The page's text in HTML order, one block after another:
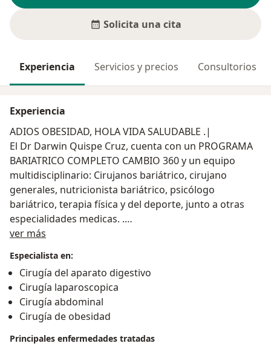
Solicita una cita
Experiencia Servicios y precios Consultorios
Experiencia
ADIOS OBESIDAD, HOLA VIDA SALUDABLE .|
El Dr Darwin Quispe Cruz, cuenta con un PROGRAMA
BARIATRICO COMPLETO CAMBIO 360 y un equipo
multidisciplinario: Cirujanos bariátrico, cirujano
generales, nutricionista bariátrico, psicólogo
bariátrico, terapia física y del deporte, junto a otras
especialidades medicas. .
saludable, y decirle adiós al sobrepeso y obesidad.
Recuerda! que la obesidad es una enfermedad y está
asociada a la diabetes, hipertensión, dislipidemia,
enfermedades cardiovasculares, enfermedad renal
crónica, hígado graso, síndrome ovario poliquístico,
ver más
Especialista en:
Cirugía del aparato digestivo
Cirugía laparoscopica
Cirugía abdominal
Cirugía de obesidad
Principales enfermedades tratadas